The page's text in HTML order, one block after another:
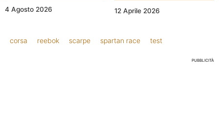
4 Agosto 2026 12 Aprile 2026
corsa reebok scarpe spartan race test
PUBBLICITÀ